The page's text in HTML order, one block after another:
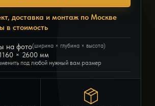
доставка и монтаж по Москве
в стоимость
на фото(ширина × глубина × высота)
× 2600 мм
под любой нужный вам размер